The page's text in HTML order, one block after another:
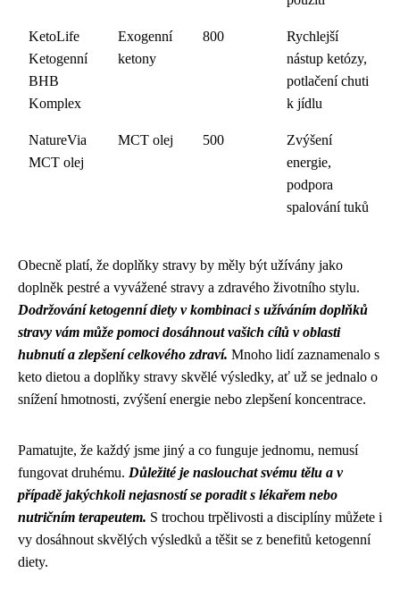
KetoLife
Ketogenní
BHB
Komplex
Exogenní
ketony
800
Rychlejší
nástup ketózy,
potlačení chuti
k jídlu
NatureVia
MCT olej
MCT olej 500
Zvýšení
energie,
podpora
spalování tuků
Obecně platí, že doplňky stravy by měly být užívány jako
doplněk pestré a vyvážené stravy a zdravého životního stylu.
Dodržování ketogenní diety v kombinaci s užíváním doplňků
stravy vám může pomoci dosáhnout vašich cílů v oblasti
hubnutí a zlepšení celkového zdraví. Mnoho lidí zaznamenalo s
keto dietou a doplňky stravy skvělé výsledky, ať už se jednalo o
snížení hmotnosti, zvýšení energie nebo zlepšení koncentrace.
Pamatujte, že každý jsme jiný a co funguje jednomu, nemusí
fungovat druhému. Důležité je naslouchat svému tělu a v
případě jakýchkoli nejasností se poradit s lékařem nebo
nutričním terapeutem. S trochou trpělivosti a disciplíny můžete i
vy dosáhnout skvělých výsledků a těšit se z benefitů ketogenní
diety.